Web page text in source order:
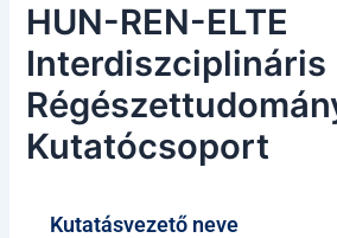
HUN-REN-ELTE
Interdiszciplináris
Kutatócsoport
Kutatásvezető neve